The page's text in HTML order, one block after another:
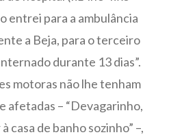
entrei para a ambulância
a Beja, para o terceiro
durante 13 dias”.
motoras não lhe tenham
afetadas – “Devagarinho,
casa de banho sozinho” –,